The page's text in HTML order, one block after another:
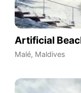
Artificial
Malé, Maldives